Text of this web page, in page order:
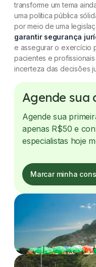
transforme um tema
uma política pública
por meio de uma
garantir segurança
e assegurar o exercício
pacientes e
incerteza das decisões
Agende sua
Agende sua
apenas R$50 e
especialistas hoje
Marcar minha